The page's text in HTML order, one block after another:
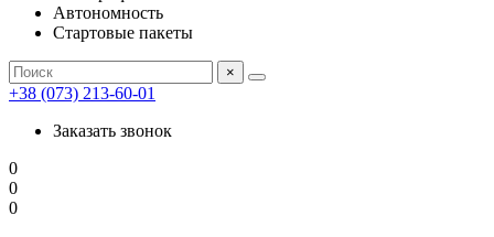
Автономность
Стартовые пакеты
×
+38 (073) 213-60-01
Заказать звонок
0
0
0